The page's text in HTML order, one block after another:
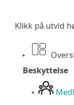
Klikk på utvid
•
Beskyttelse
•